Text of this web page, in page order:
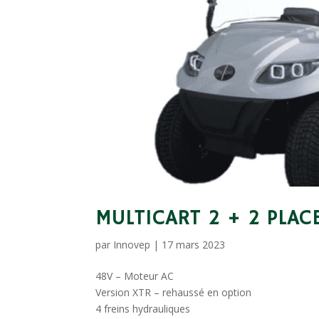
MULTICART 2 + 2
par Innovep | 17 mars 2023
48V – Moteur AC
Version XTR – rehaussé en option
4 freins hydrauliques